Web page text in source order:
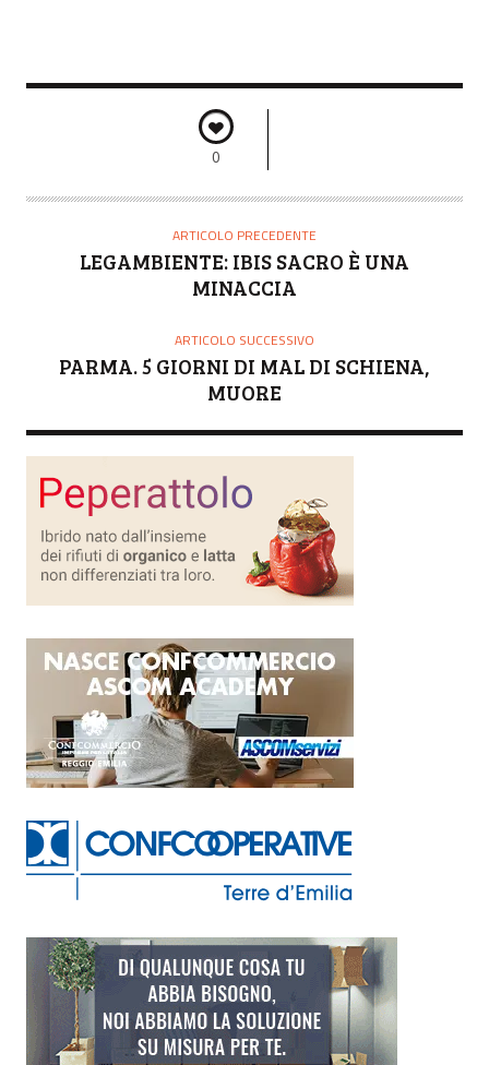
0
ARTICOLO PRECEDENTE
LEGAMBIENTE: IBIS SACRO È UNA
MINACCIA
ARTICOLO SUCCESSIVO
PARMA. 5 GIORNI DI MAL DI SCHIENA,
MUORE